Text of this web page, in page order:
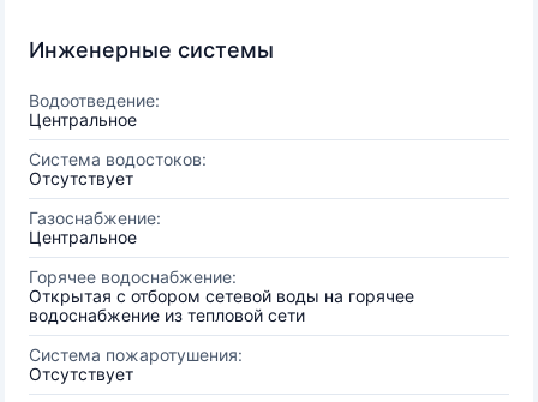
Инженерные системы
Водоотведение:
Центральное
Система водостоков:
Отсутствует
Газоснабжение:
Центральное
Горячее водоснабжение:
Открытая с отбором сетевой воды на горячее
водоснабжение из тепловой сети
Система пожаротушения:
Отсутствует